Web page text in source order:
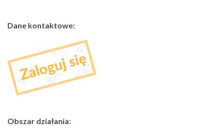
Dane kontaktowe:
Obszar działania: